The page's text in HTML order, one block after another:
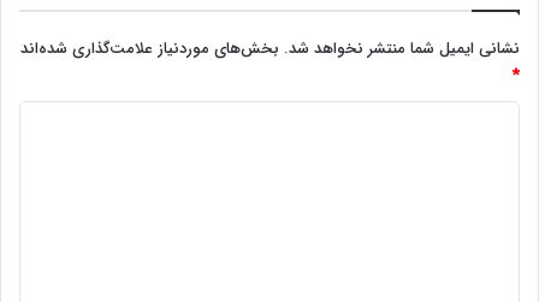
نشانی ایمیل شما منتشر نخواهد شد. بخش‌های موردنیاز علامت‌گذاری شده‌اند
*